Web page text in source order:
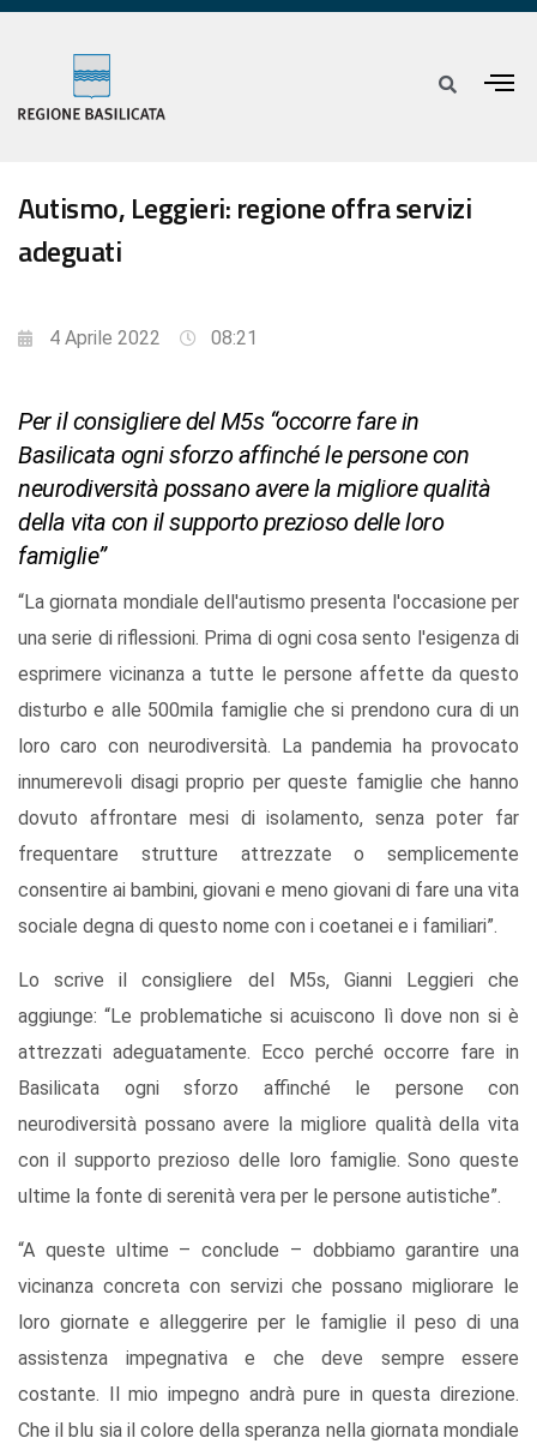
Autismo, Leggieri: regione offra servizi
adeguati
4 Aprile 2022 08:21
Per il consigliere del M5s “occorre fare in
Basilicata ogni sforzo affinché le persone con
neurodiversità possano avere la migliore qualità
della vita con il supporto prezioso delle loro
famiglie”
“La giornata mondiale dell'autismo presenta l'occasione per
una serie di riflessioni. Prima di ogni cosa sento l'esigenza di
esprimere vicinanza a tutte le persone affette da questo
disturbo e alle 500mila famiglie che si prendono cura di un
loro caro con neurodiversità. La pandemia ha provocato
innumerevoli disagi proprio per queste famiglie che hanno
dovuto affrontare mesi di isolamento, senza poter far
frequentare strutture attrezzate o semplicemente
consentire ai bambini, giovani e meno giovani di fare una vita
sociale degna di questo nome con i coetanei e i familiari”.
Lo scrive il consigliere del M5s, Gianni Leggieri che
aggiunge: “Le problematiche si acuiscono lì dove non si è
attrezzati adeguatamente. Ecco perché occorre fare in
Basilicata ogni sforzo affinché le persone con
neurodiversità possano avere la migliore qualità della vita
con il supporto prezioso delle loro famiglie. Sono queste
ultime la fonte di serenità vera per le persone autistiche”.
“A queste ultime – conclude – dobbiamo garantire una
vicinanza concreta con servizi che possano migliorare le
loro giornate e alleggerire per le famiglie il peso di una
assistenza impegnativa e che deve sempre essere
costante. Il mio impegno andrà pure in questa direzione.
Che il blu sia il colore della speranza nella giornata mondiale